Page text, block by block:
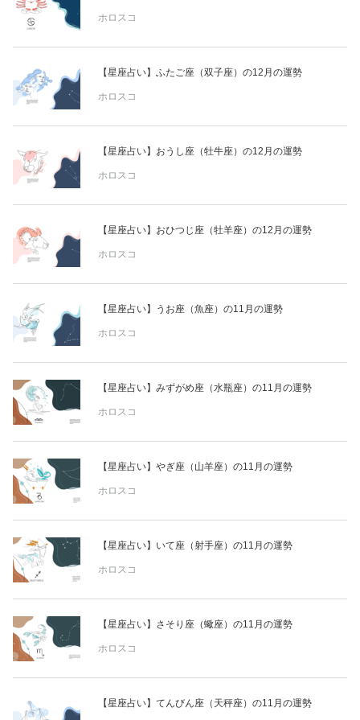
ホロスコ
【星座占い】ふたご座（双子座）の12月の運勢
ホロスコ
【星座占い】おうし座（牡牛座）の12月の運勢
ホロスコ
【星座占い】おひつじ座（牡羊座）の12月の運勢
ホロスコ
【星座占い】うお座（魚座）の11月の運勢
ホロスコ
【星座占い】みずがめ座（水瓶座）の11月の運勢
ホロスコ
【星座占い】やぎ座（山羊座）の11月の運勢
ホロスコ
【星座占い】いて座（射手座）の11月の運勢
ホロスコ
【星座占い】さそり座（蠍座）の11月の運勢
ホロスコ
【星座占い】てんびん座（天秤座）の11月の運勢